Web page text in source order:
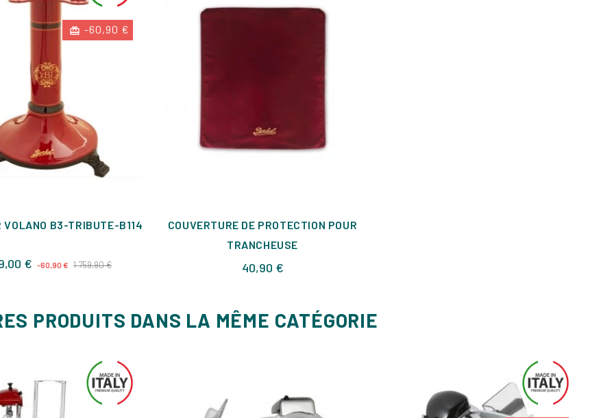
-60,90 €
VOLANO B3-TRIBUTE-B114
€ Prix
-60,90 € 1 759,90 €Prix
COUVERTURE DE PROTECTION POUR
TRANCHEUSE
40,90 €Prix
PRODUITS DANS LA MÊME CATÉGORIE